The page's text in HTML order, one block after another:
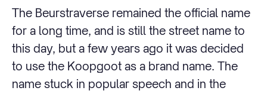
The Beurstraverse remained the official name
for a long time, and is still the street name to
this day, but a few years ago it was decided
to use the Koopgoot as a brand name. The
name stuck in popular speech and in the